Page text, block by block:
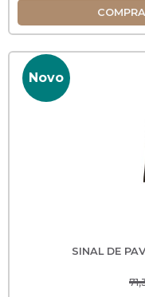
Novo
SINAL DE